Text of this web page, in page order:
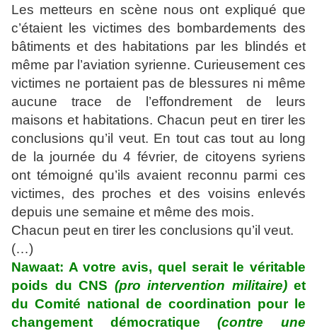
Les metteurs en scène nous ont expliqué que
c’étaient les victimes des bombardements des
bâtiments et des habitations par les blindés et
même par l’aviation syrienne. Curieusement ces
victimes ne portaient pas de blessures ni même
aucune trace de l’effondrement de leurs
maisons et habitations. Chacun peut en tirer les
conclusions qu’il veut. En tout cas tout au long
de la journée du 4 février, de citoyens syriens
ont témoigné qu’ils avaient reconnu parmi ces
victimes, des proches et des voisins enlevés
depuis une semaine et même des mois.
Chacun peut en tirer les conclusions qu’il veut.
(…)
Nawaat: A votre avis, quel serait le véritable
poids du CNS (pro intervention militaire)et
du Comité national de coordination pour le
changement démocratique(contre une